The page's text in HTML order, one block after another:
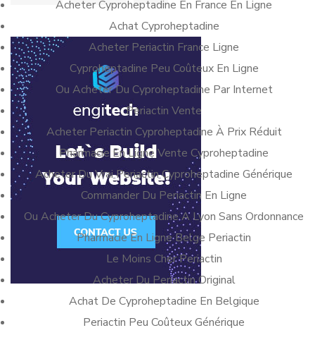
Acheter Cyproheptadine En France En Ligne
Achat Cyproheptadine
Acheter Periactin France Ligne
Cyproheptadine Peu Coûteux En Ligne
Ou Acheter Du Cyproheptadine Par Internet
Periactin Vente
Acheter Periactin Cyproheptadine À Prix Réduit
Pharmacie En Ligne Vente Cyproheptadine
Acheter Du Vrai Periactin Cyproheptadine Générique
Commander Du Periactin En Ligne
Ou Acheter Du Cyproheptadine A Lyon Sans Ordonnance
Pharmacie En Ligne Belge Periactin
Le Moins Cher Periactin
Acheter Du Periactin Original
Achat De Cyproheptadine En Belgique
Periactin Peu Coûteux Générique